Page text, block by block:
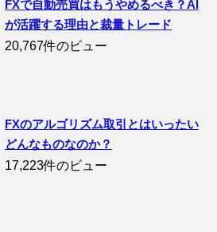
FXで自動売買はもうやめるべき？AI
が活躍する理由と裁量トレード
20,767件のビュー
FXのアルゴリズム取引とはいったい
どんなものなのか？
17,223件のビュー